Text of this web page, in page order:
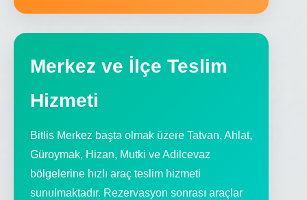
Merkez ve İlçe Teslim
Hizmeti
Bitlis Merkez başta olmak üzere Tatvan, Ahlat,
Güroymak, Hizan, Mutki ve Adilcevaz
bölgelerine hızlı araç teslim hizmeti
sunulmaktadır. Rezervasyon sonrası araçlar